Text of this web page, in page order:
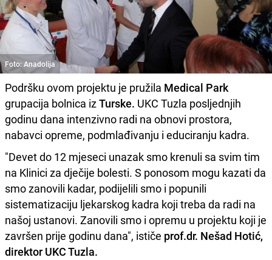
Foto: Anadolija
Podršku ovom projektu je pružila Medical Park
grupacija bolnica izTurske. UKC Tuzla posljednjih
godinu dana intenzivno radi na obnovi prostora,
nabavci opreme, podmlađivanju i educiranju kadra.
"Devet do 12 mjeseci unazak smo krenuli sa svim tim
na Klinici za dječije bolesti. S ponosom mogu kazati da
smo zanovili kadar, podijelili smo i popunili
sistematizaciju ljekarskog kadra koji treba da radi na
našoj ustanovi. Zanovili smo i opremu u projektu koji je
završen prije godinu dana", ističe prof.dr. Nešad Hotić,
direktor UKC Tuzla.